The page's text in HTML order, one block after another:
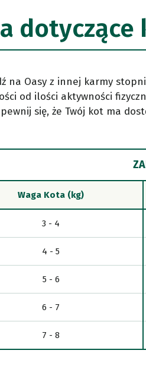
dotyczące
na Oasy z innej karmy
od ilości aktywności
się, że Twój kot ma
Waga Kota (kg)
3 - 4
4 - 5
5 - 6
6 - 7
7 - 8